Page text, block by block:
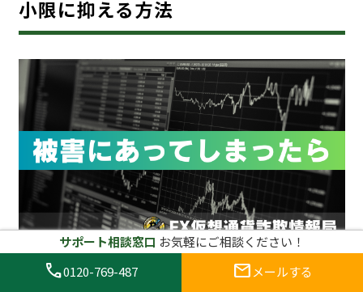
小限に抑える方法
万が一、Doex（doexpv.icu）のような詐欺サイトで被
サポート相談窓口 お気軽にご相談ください！
call0120-769-487 mail メールする